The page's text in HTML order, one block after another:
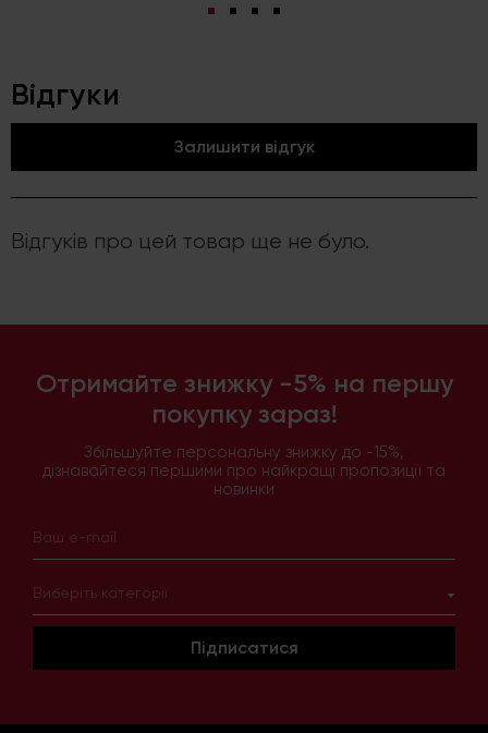
Відгуки
Залишити відгук
Відгуків про цей товар ще не було.
Отримайте знижку -5% на першу
покупку зараз!
Збільшуйте персональну знижку до -15%,
дізнавайтеся першими про найкращі пропозиції та
новинки
Виберіть категорії
Підписатися